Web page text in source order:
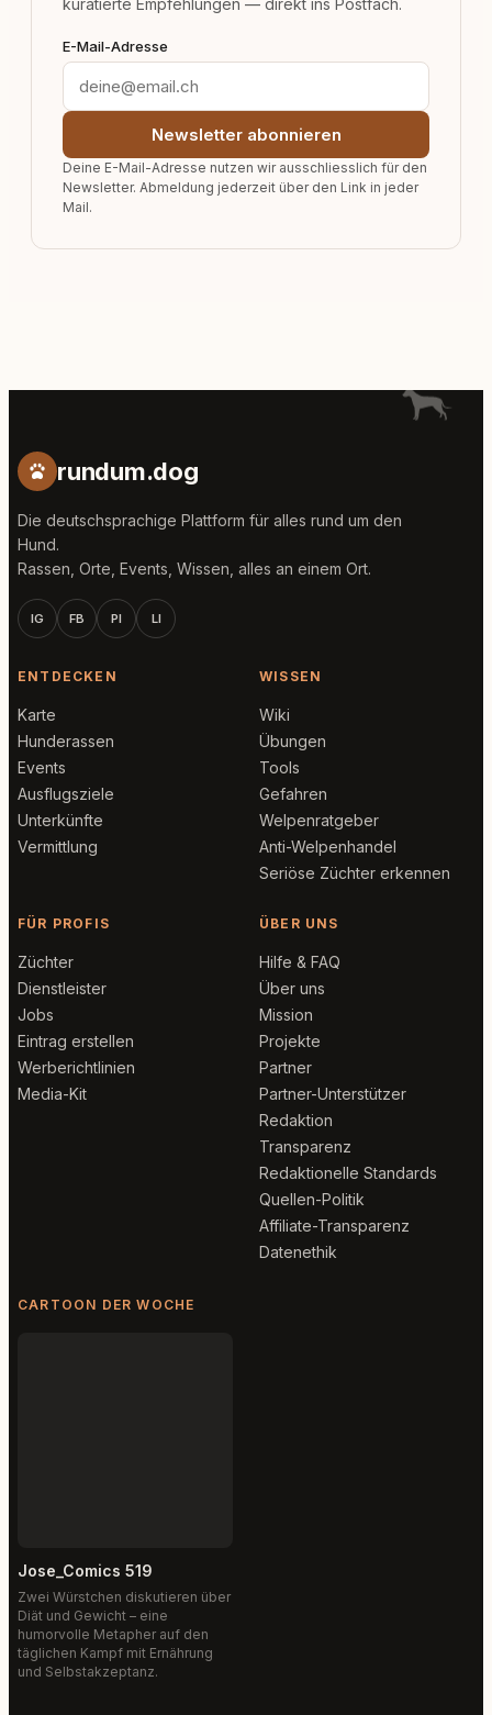
kuratierte Empfehlungen — direkt ins Postfach.
E-Mail-Adresse
Newsletter abonnieren
Deine E-Mail-Adresse nutzen wir ausschliesslich für den
Newsletter. Abmeldung jederzeit über den Link in jeder
Mail.
rundum.dog
Die deutschsprachige Plattform für alles rund um den
Hund.
Rassen, Orte, Events, Wissen, alles an einem Ort.
IG FB PI LI
ENTDECKEN
Karte
Hunderassen
Events
Ausflugsziele
Unterkünfte
Vermittlung
WISSEN
Wiki
Übungen
Tools
Gefahren
Welpenratgeber
Anti-Welpenhandel
Seriöse Züchter erkennen
FÜR PROFIS
Züchter
Dienstleister
Jobs
Eintrag erstellen
Werberichtlinien
Media-Kit
ÜBER UNS
Hilfe & FAQ
Über uns
Mission
Projekte
Partner
Partner-Unterstützer
Redaktion
Transparenz
Redaktionelle Standards
Quellen-Politik
Affiliate-Transparenz
Datenethik
CARTOON DER WOCHE
Jose_Comics 519
Zwei Würstchen diskutieren über
Diät und Gewicht – eine
humorvolle Metapher auf den
täglichen Kampf mit Ernährung
und Selbstakzeptanz.